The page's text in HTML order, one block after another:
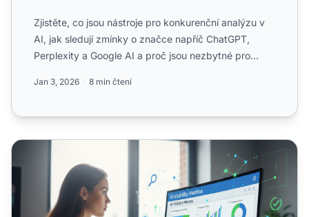
Zjistěte, co jsou nástroje pro konkurenční analýzu v
AI, jak sledují zmínky o značce napříč ChatGPT,
Perplexity a Google AI a proč jsou nezbytné pro
Jan 3, 2026 8 min čtení
Jak provést AI audit viditelnosti: Kompletní metodika